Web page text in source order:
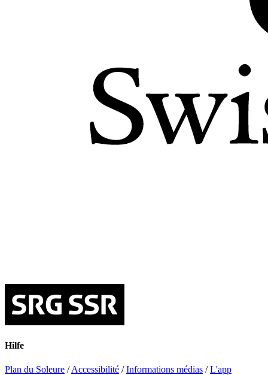
Hilfe
Plan du Soleure /Accessibilité /Informations médias /L'app